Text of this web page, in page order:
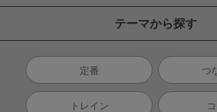
テーマから探す
定番 つ
トレイン